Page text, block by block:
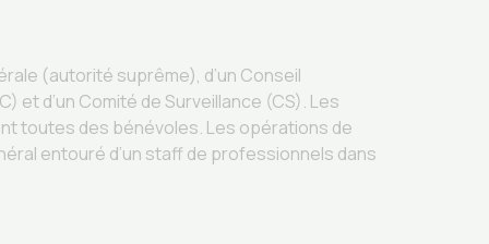
(autorité suprême), d’un Conseil
et d’un Comité de Surveillance (CS). Les
toutes des bénévoles. Les opérations de
entouré d’un staff de professionnels dans